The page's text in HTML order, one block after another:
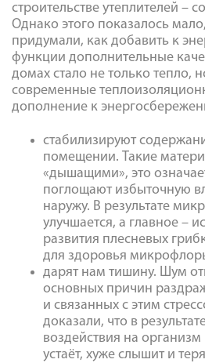
строительстве утеплителей –
Однако этого показалось
придумали, как добавить к
функции дополнительные
домах стало не только тепло,
современные
дополнение к
стабилизируют
помещении. Такие
«дышащими», это
поглощают избыточную
наружу. В результате
улучшается, а главное –
развития плесневых
для здоровья
дарят нам тишину. Шум
основных причин
и связанных с этим
доказали, что в
воздействия на организм
устаёт, хуже слышит и